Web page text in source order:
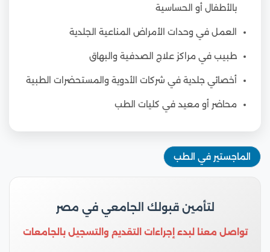
بالأطفال أو الحساسية
العمل في وحدات الأمراض المناعية الجلدية
طبيب في مراكز علاج الصدفية والبهاق
أخصائي جلدية في شركات الأدوية والمستحضرات الطبية
محاضر أو معيد في كليات الطب
الماجستير في الطب
لتأمين قبولك الجامعي في مصر
تواصل معنا لبدء إجراءات التقديم والتسجيل بالجامعات